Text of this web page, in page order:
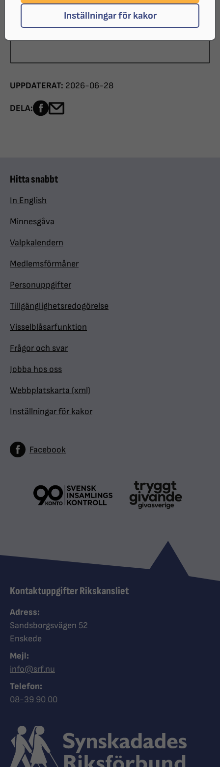
Inställningar för kakor
tillsammans.
Plats Falkenbergs stadsbibliotek, Stillheten.
UPPDATERAT: 2026-06-28
DELA: Dela sidan på Facebook
Hitta snabbt
In English
Minnesgåva
Valpkalendern
Medlemsförmåner
Personuppgifter
Tillgänglighetsredogörelse
Visselblåsarfunktion
Frågor och svar
Jobba hos oss
Webbplatskarta (xml)
Inställningar för kakor
Facebook
Kontaktuppgifter Rikskansliet
Adress:
Sandsborgsvägen 52
Enskede
Mejl:
info@srf.nu
Telefon:
Ring Synskadades riksförbund
08-39 90 00